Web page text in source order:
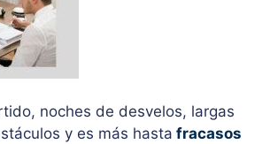
noches de desvelos, largas
y es más hasta fracasos